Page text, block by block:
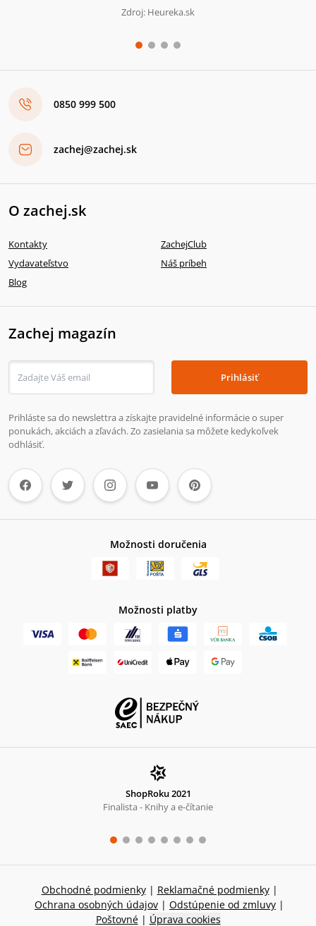
Zdroj: Heureka.sk
0850 999 500
zachej@zachej.sk
O zachej.sk
Kontakty
ZachejClub
Vydavateľstvo
Náš príbeh
Blog
Zachej magazín
Prihlásiť
Prihláste sa do newslettra a získajte pravidelné informácie o super
ponukách, akciách a zľavách. Zo zasielania sa môžete kedykoľvek
odhlásiť.
Možnosti doručenia
Možnosti platby
ShopRoku 2021
Finalista - Knihy a e-čítanie
Obchodné podmienky | Reklamačné podmienky |
Ochrana osobných údajov | Odstúpenie od zmluvy |
Poštovné | Úprava cookies